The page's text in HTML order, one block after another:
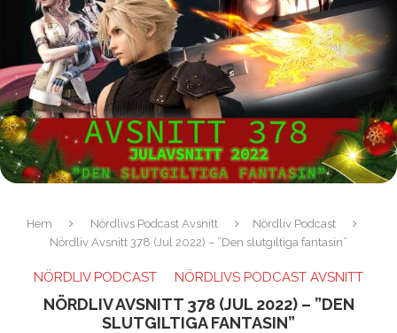
Hem Nördlivs Podcast Avsnitt
Nördliv Podcast
Nördliv Avsnitt 378 (Jul 2022) – ”Den slutgiltiga fantasin”
NÖRDLIV PODCAST NÖRDLIVS PODCAST AVSNITT
NÖRDLIV AVSNITT 378 (JUL 2022) – ”DEN
SLUTGILTIGA FANTASIN”